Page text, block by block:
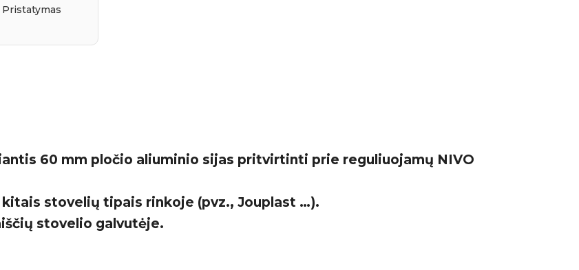
60 mm pločio aliuminio sijas pritvirtinti prie reguliuojamų NIVO
kitais stovelių tipais rinkoje (pvz., Jouplast …).
stovelio galvutėje.